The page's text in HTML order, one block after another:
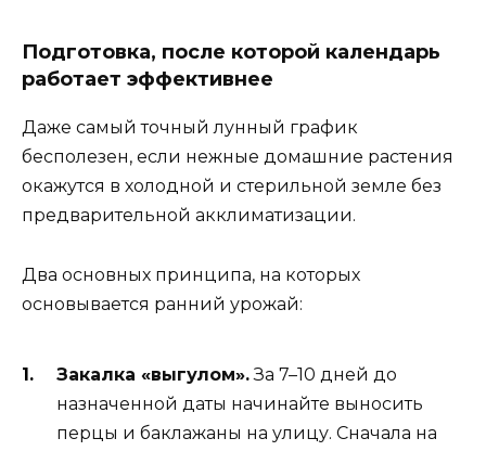
Подготовка, после которой календарь
работает эффективнее
Даже самый точный лунный график
бесполезен, если нежные домашние растения
окажутся в холодной и стерильной земле без
предварительной акклиматизации.
Два основных принципа, на которых
основывается ранний урожай:
Закалка «выгулом».За 7–10 дней до
назначенной даты начинайте выносить
перцы и баклажаны на улицу. Сначала на